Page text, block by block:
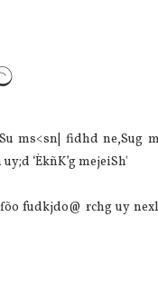
ms<sn| fidhd ne,Sug
‘ÈkñK’g mejeiSh'
fudkjdo@ rchg uy